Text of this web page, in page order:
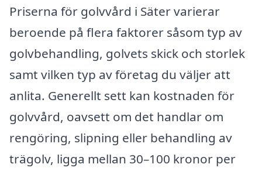
Priserna för golvvård i Säter varierar
beroende på flera faktorer såsom typ av
golvbehandling, golvets skick och storlek
samt vilken typ av företag du väljer att
anlita. Generellt sett kan kostnaden för
golvvård, oavsett om det handlar om
rengöring, slipning eller behandling av
trägolv, ligga mellan 30–100 kronor per